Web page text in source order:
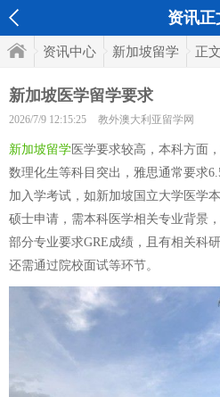
资讯正
资讯中心 新加坡留学 正文
新加坡医学留学要求
2026/7/9 12:15:25 教外澳大利亚留学网
新加坡留学 医学要求较高，本科方面
数理化生等科目突出，雅思通常要求
加入学考试，如新加坡国立大学医学
硕士申请，需本科医学相关专业背景
部分专业要求GRE成绩，且有相关科
还需通过院校面试等环节。